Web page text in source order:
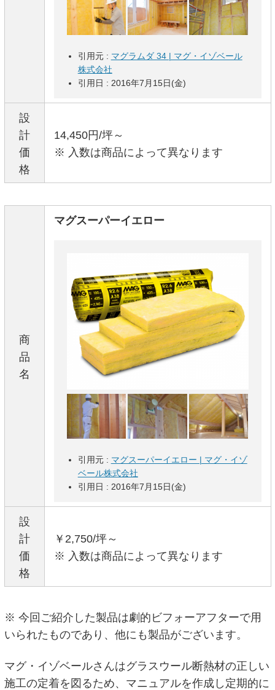
引用元 : マグラムダ 34 | マグ・イゾベール
株式会社
引用日 : 2016年7月15日(金)
設
計
価
格
14,450円/坪～
※ 入数は商品によって異なります
商
品
名
マグスーパーイエロー
引用元 : マグスーパーイエロー | マグ・イゾ
ベール株式会社
引用日 : 2016年7月15日(金)
設
計
価
格
￥2,750/坪～
※ 入数は商品によって異なります
※ 今回ご紹介した製品は劇的ビフォーアフターで用
いられたものであり、他にも製品がございます。
マグ・イゾベールさんはグラスウール断熱材の正しい
施工の定着を図るため、マニュアルを作成し定期的に